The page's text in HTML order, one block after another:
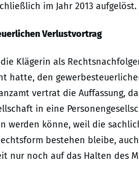
im Jahr 2013 aufgelöst.
Verlustvortrag
Klägerin als
hatte, den
vertrat die Auffassung,
in eine
werden könne, weil die
bestehen bleibe,
nur noch auf das Halten des